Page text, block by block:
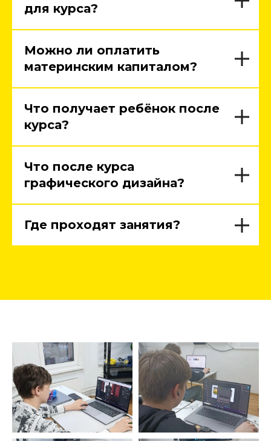
для курса?
Можно ли оплатить
материнским капиталом?
Что получает ребёнок после
курса?
Что после курса
графического дизайна?
Где проходят занятия?